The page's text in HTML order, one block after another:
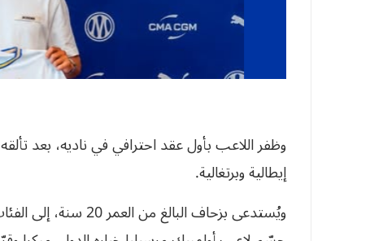
وظفر اللاعب بأول عقد احترافي في ناديه، بعد
إيطالية وبرتغالية.